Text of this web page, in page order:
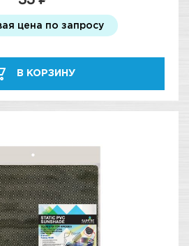
цена по запросу
В КОРЗИНУ